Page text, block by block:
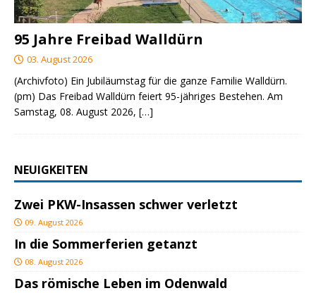
95 Jahre Freibad Walldürn
03. August 2026
(Archivfoto) Ein Jubiläumstag für die ganze Familie Walldürn.
(pm) Das Freibad Walldürn feiert 95-jähriges Bestehen. Am
Samstag, 08. August 2026, […]
NEUIGKEITEN
Zwei PKW-Insassen schwer verletzt
09. August 2026
In die Sommerferien getanzt
08. August 2026
Das römische Leben im Odenwald